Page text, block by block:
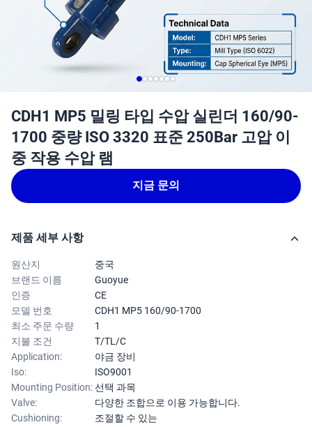
CDH1 MP5 밀링 타입 수압 실린더 160/90-
1700 중량 ISO 3320 표준 250Bar 고압 이
중 작용 수압 램
지금 문의
제품 세부 사항
원산지
중국
브랜드 이름
Guoyue
인증
CE
모델 번호
CDH1 MP5 160/90-1700
최소 주문 수량
1
지불 조건
T/TL/C
Application:
야금 장비
Iso:
ISO9001
Mounting Position:선택 과목
Valve:
다양한 조합으로 이용 가능합니다.
Cushioning:
조절할 수 있는